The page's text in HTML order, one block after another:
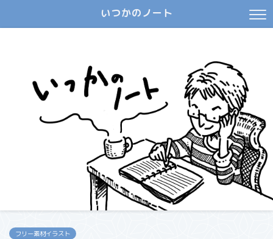
いつかのノート
フリー素材イラスト